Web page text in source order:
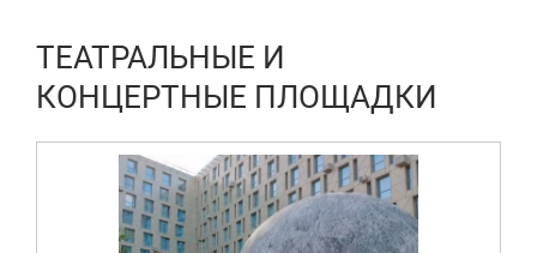
ТЕАТРАЛЬНЫЕ И
КОНЦЕРТНЫЕ ПЛОЩАДКИ